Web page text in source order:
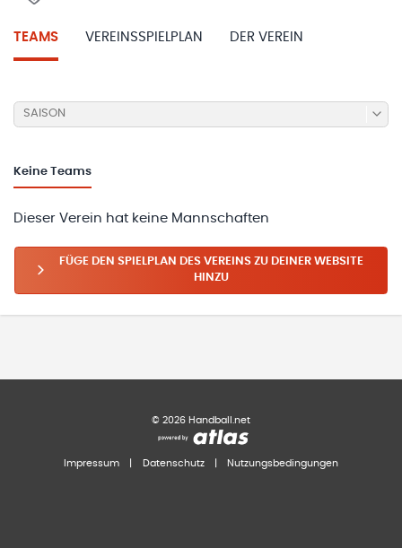
TEAMS VEREINSSPIELPLAN DER VEREIN
SAISON
Keine Teams
Dieser Verein hat keine Mannschaften
FÜGE DEN SPIELPLAN DES VEREINS ZU DEINER WEBSITE
HINZU
© 2026 Handball.net
Impressum Datenschutz Nutzungsbedingungen